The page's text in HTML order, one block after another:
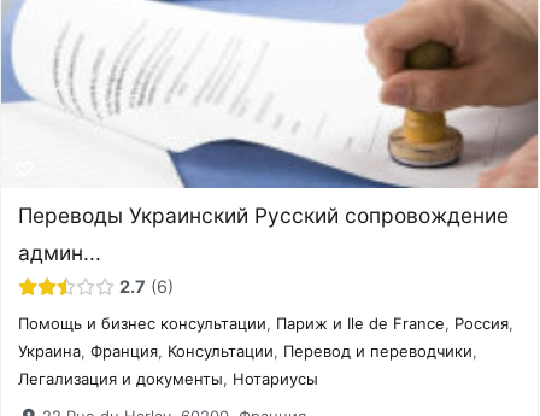
Переводы Украинский Русский сопровождение
админ...
2.7 6
Помощь и бизнес консультации, Париж и Ile de France, Россия,
Украина,Франция, Консультации, Перевод и переводчики,
Легализация и документы, Нотариусы